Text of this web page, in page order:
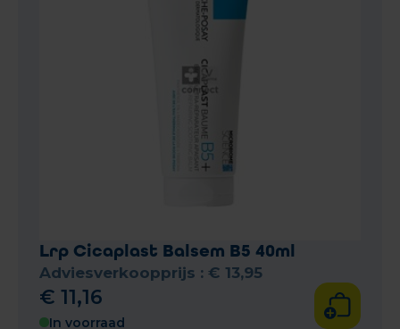
Lrp Cicaplast Balsem B5 40ml
Adviesverkoopprijs : € 13,95
€ 11,16
In voorraad